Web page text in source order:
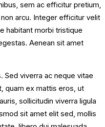
sem ac efficitur pretium,
arcu. Integer efficitur velit
habitant morbi tristique
Aenean sit amet
Sed viverra ac neque vitae
quam ex mattis eros, ut
sollicitudin viverra ligula
sit amet elit sed, mollis